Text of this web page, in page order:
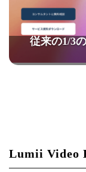
従来の1/3
Lumii Video